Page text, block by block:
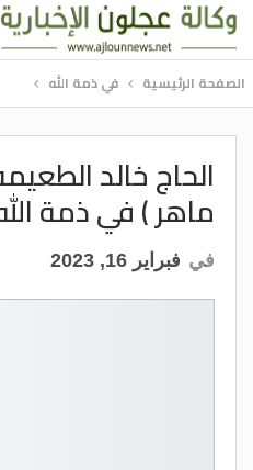
الصفحة الرئيسية في ذمة الله
الحاج خالد
ماهر ) في ذمة
في فبراير 16, 2023